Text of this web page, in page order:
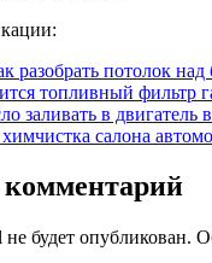
разобрать потолок
топливный фильтр
заливать в двигатель
салона
будет опубликован.